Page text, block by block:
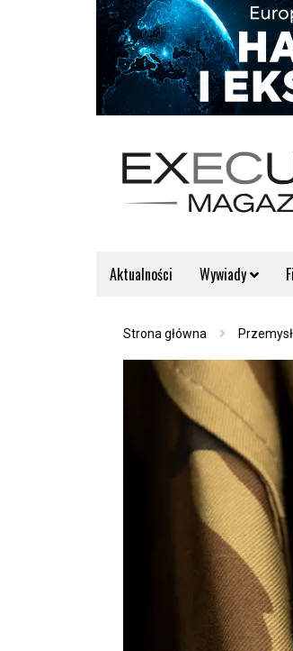
Aktualności Wywiady
Strona główna